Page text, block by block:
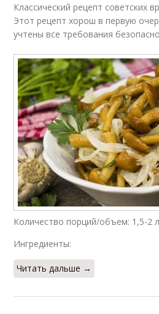
Классический рецепт советских
Этот рецепт хорош в первую
учтены все требования
Количество порций/объем: 1,5-2 л
Ингредиенты:
Читать дальше →